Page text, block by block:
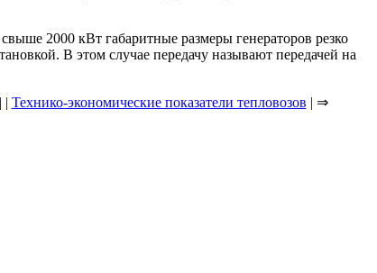
2000 кВт габаритные размеры генераторов резко
В этом случае передачу называют передачей на
| Технико-экономические показатели тепловозов | ⇒